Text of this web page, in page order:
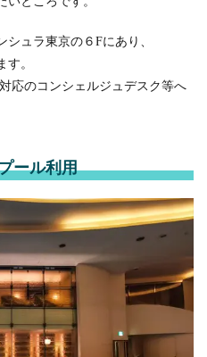
ュラ東京の６Fにあり、
。
応のコンシェルジュデスク等へ
ール利用